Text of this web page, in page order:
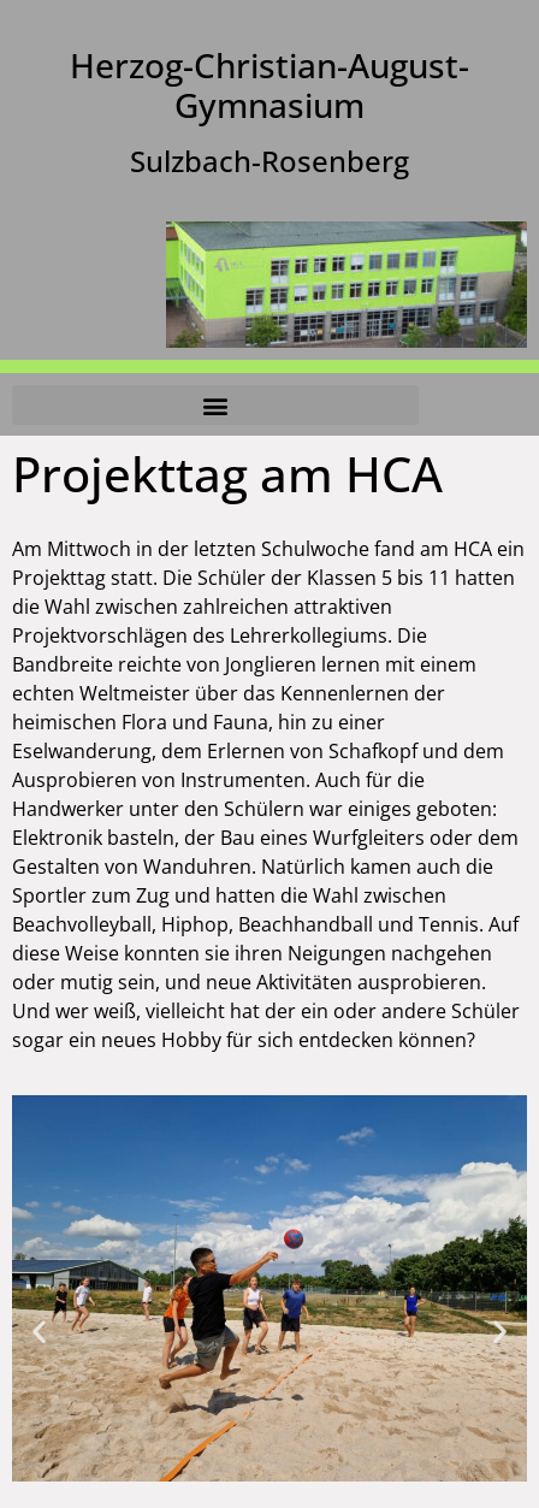
Herzog-Christian-August-
Gymnasium
Sulzbach-Rosenberg
Projekttag am HCA
Am Mittwoch in der letzten Schulwoche fand am HCA ein
Projekttag statt. Die Schüler der Klassen 5 bis 11 hatten
die Wahl zwischen zahlreichen attraktiven
Projektvorschlägen des Lehrerkollegiums. Die
Bandbreite reichte von Jonglieren lernen mit einem
echten Weltmeister über das Kennenlernen der
heimischen Flora und Fauna, hin zu einer
Eselwanderung, dem Erlernen von Schafkopf und dem
Ausprobieren von Instrumenten. Auch für die
Handwerker unter den Schülern war einiges geboten:
Elektronik basteln, der Bau eines Wurfgleiters oder dem
Gestalten von Wanduhren. Natürlich kamen auch die
Sportler zum Zug und hatten die Wahl zwischen
Beachvolleyball, Hiphop, Beachhandball und Tennis. Auf
diese Weise konnten sie ihren Neigungen nachgehen
oder mutig sein, und neue Aktivitäten ausprobieren.
Und wer weiß, vielleicht hat der ein oder andere Schüler
sogar ein neues Hobby für sich entdecken können?